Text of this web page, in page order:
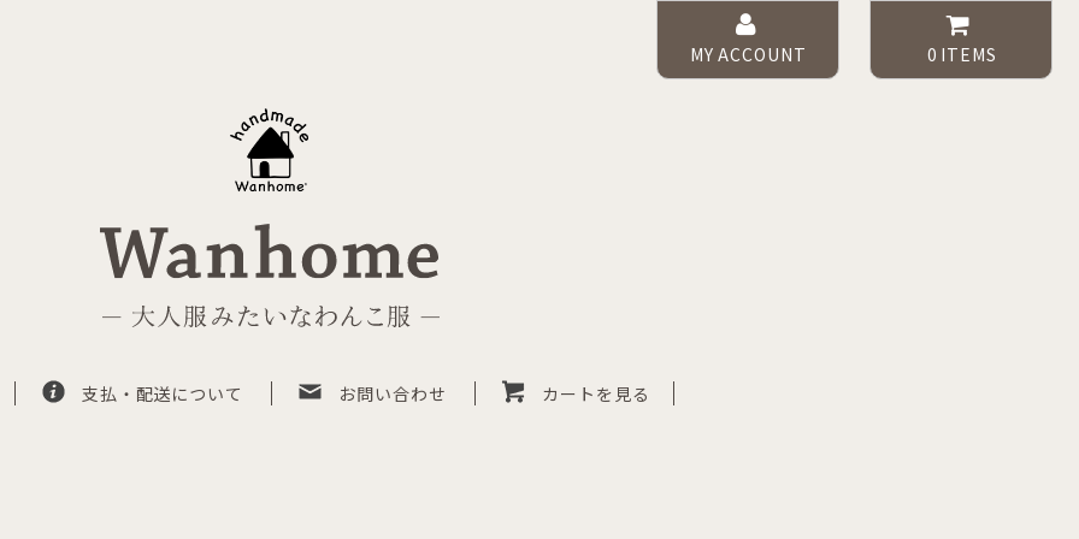
MY ACCOUNT 0 ITEMS
支払・配送について お問い合わせ カートを見る